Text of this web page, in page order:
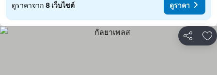
ดูราคาจาก 8 เว็บไซต์ ดูราคา
แชร์ เ